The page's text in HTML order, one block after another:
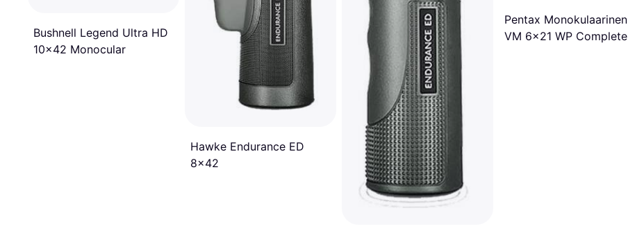
Bushnell Legend Ultra HD
10x42 Monocular
Hawke Endurance ED
8x42
Pentax Monokulaarinen
VM 6x21 WP Complete